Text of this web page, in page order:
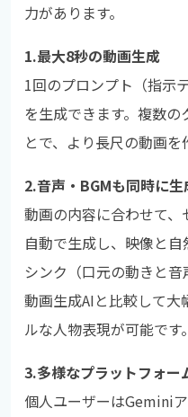
力があります。
1.最大8秒の動画生成
1回のプロンプト（指示
を生成できます。複数
とで、より長尺の動画を
2.音声・BGMも同時に生
動画の内容に合わせて、
自動で生成し、映像と
シンク（口元の動きと
動画生成AIと比較して大
ルな人物表現が可能です。
3.多様なプラットフォー
個人ユーザーはGemini